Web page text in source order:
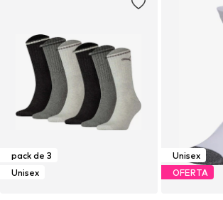
pack de 3
Unisex
Unisex
OFERTA